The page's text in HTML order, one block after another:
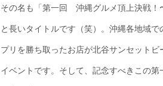
その名も「第一回 沖縄グルメ頂上決戦！
と長いタイトルです（笑）。沖縄各地域
プリを勝ち取ったお店が北谷サンセット
イベントです。そして、記念すべきこの